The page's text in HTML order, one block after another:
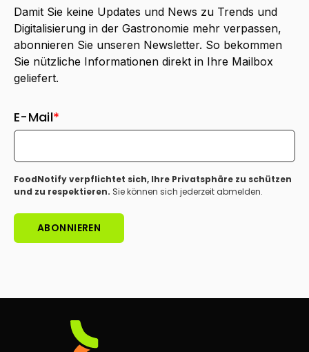
Damit Sie keine Updates und News zu Trends und
Digitalisierung in der Gastronomie mehr verpassen,
abonnieren Sie unseren Newsletter. So bekommen
Sie nützliche Informationen direkt in Ihre Mailbox
geliefert.
E-Mail*
FoodNotify verpflichtet sich, Ihre Privatsphäre zu schützen
und zu respektieren. Sie können sich jederzeit abmelden.